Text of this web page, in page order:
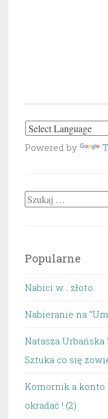
Powered by
Szukaj:
Popularne
Nabici w... złoto.
Nabieranie na
Natasza
Sztuka co się
Komornik a konto
okradać ! (2)